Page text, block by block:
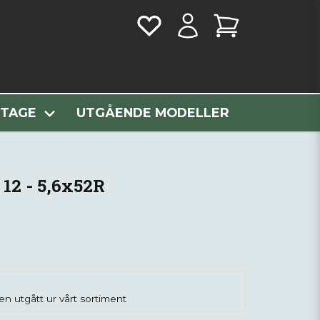
UTGÅENDE MODELLER
- 5,6x52R
utgått ur vårt sortiment